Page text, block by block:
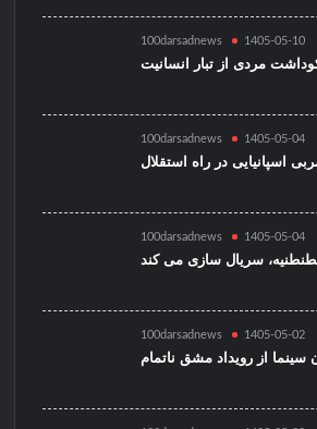
100darsadnews 1405-05-10
مردی از تبار انسانیت
100darsadnews 1405-05-04
اسپانیایی در راه استقلال
100darsadnews 1405-05-04
سریال سازی می کند
100darsadnews 1405-05-02
سینما از رویداد مشق ناتمام